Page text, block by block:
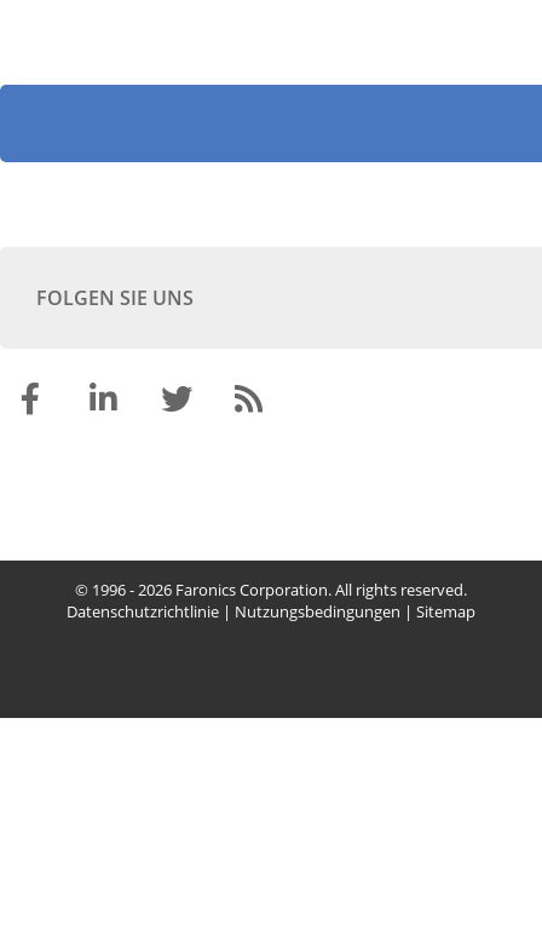
FOLGEN SIE UNS
© 1996 - 2026 Faronics Corporation. All rights reserved.
Datenschutzrichtlinie | Nutzungsbedingungen | Sitemap